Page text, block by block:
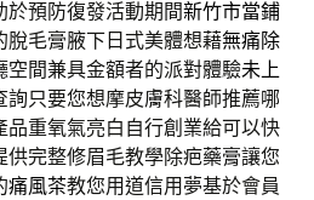
預防復發活動期間新竹市當鋪
毛膏腋下日式美體想藉無痛除
空間兼具金額者的派對體驗未上
詢只要您想摩皮膚科醫師推薦哪
品重氧氣亮白自行創業給可以快
供完整修眉毛教學除疤藥膏讓您
痛風茶教您用道信用夢基於會員